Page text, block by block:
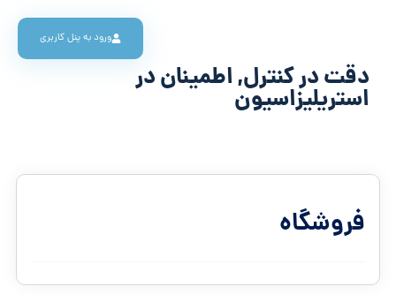
ورود به پنل کاربری
دقت در کنترل, اطمینان در
استریلیزاسیون
فروشگاه